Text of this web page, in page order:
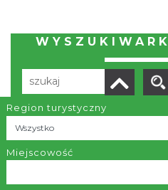
Region turystyczny
Miejscowość
Liczba elementów: